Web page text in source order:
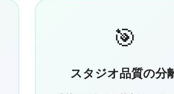
🎯
スタジオ品質の分